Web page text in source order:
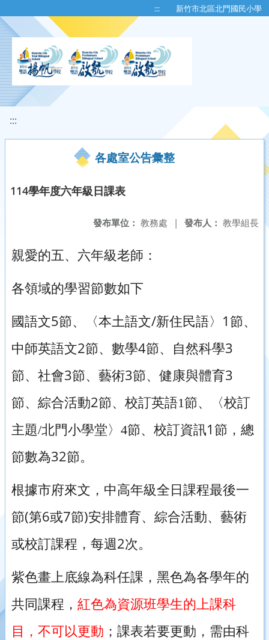
::: 新竹市北區北門國民小學
:::
各處室公告彙整
114學年度六年級日課表
發布人： 教學組長
發布單位： 教務處 |
親愛的五、六年級老師：
各領域的學習節數如下
國語文5節、〈本土語文/新住民語〉 1 節、
中師英語文2節、數學4節、自然科學3
節、社會3節、藝術3節、健康與體育3
節、綜合活動2節、校訂英語1節、〈校訂
主題/北門小學堂〉 4節、校訂資訊1 節，總
節數為32節。
根據市府來文，中高年級全日課程最後一
節(第6或7節)安排體育、綜合活動、藝術
或校訂課程，每週2次。
紫色畫上底線為科任課，黑色為各學年的
共同課程， 紅色為資源班學生的上課科
目，不可以更動 ；課表若要更動，需由科